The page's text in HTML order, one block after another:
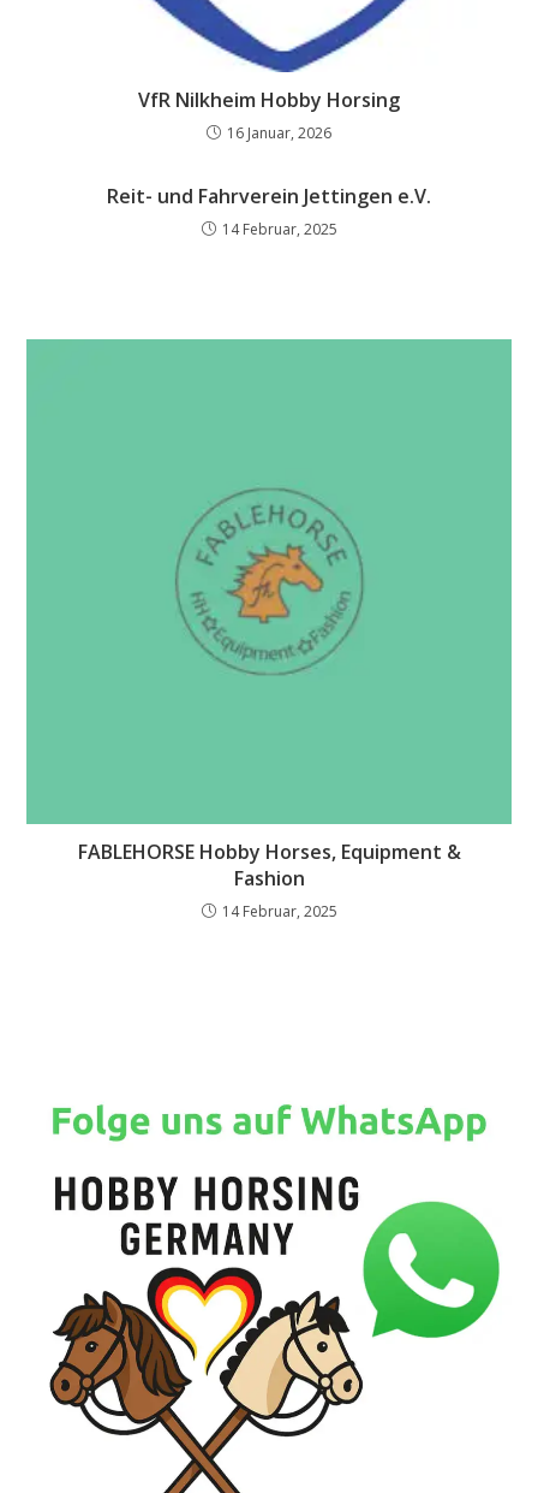
VfR Nilkheim Hobby Horsing
16 Januar, 2026
Reit- und Fahrverein Jettingen e.V.
14 Februar, 2025
FABLEHORSE Hobby Horses, Equipment &
Fashion
14 Februar, 2025